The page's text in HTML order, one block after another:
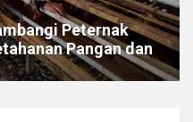
Peternak
Pangan dan